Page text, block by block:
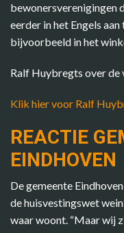
bewonersverenigingen
eerder in het Engels
bijvoorbeeld in het
Ralf Huybregts over de
Klik hier voor Ralf
REACTIE
EINDHOVEN
De gemeente
de huisvestingswet
waar woont. “Maar wij